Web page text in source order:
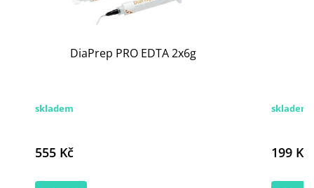
DiaPrep PRO EDTA 2x6g
skladem
555 Kč
skladem
199 Kč